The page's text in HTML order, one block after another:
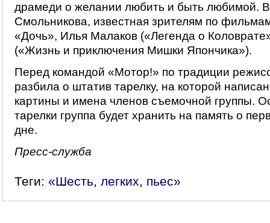
драмеди о желании любить и быть любимой.
Смольникова, известная зрителям по
«Дочь», Илья Малаков («Легенда о
(«Жизнь и приключения Мишки Япончика»).
Перед командой «Мотор!» по традиции
разбила о штатив тарелку, на которой
картины и имена членов съемочной группы.
тарелки группа будет хранить на память о
дне.
Пресс-служба
Теги: «Шесть, легких, пьес»